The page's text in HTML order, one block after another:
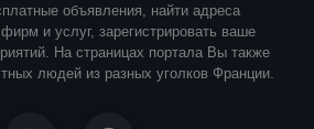
объявления, найти адреса
и услуг, зарегистрировать ваше
На страницах портала Вы также
людей из разных уголков Франции.